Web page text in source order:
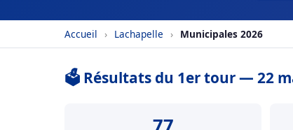
Accueil › Lachapelle › Municipales 2026
🗳️ Résultats du 1er tour — 22